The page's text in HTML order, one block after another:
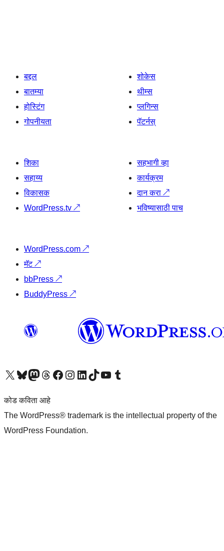
बद्दल
बातम्या
होस्टिंग
गोपनीयता
शोकेस
थीम्स
प्लगिन्स
पॅटर्नस्
शिका
सहाय्य
विकासक
WordPress.tv ↗
सहभागी व्हा
कार्यक्रम
दान करा ↗
भविष्यासाठी पाच
WordPress.com ↗
मॅट↗
bbPress ↗
BuddyPress ↗
आमच्या X (एक्स) (पूर्वीचे ट्विटर) खात्याला भेट द्या आमच्या ब्लूस्की खात्याला भेट द्या.आमच्या Mastodon खात्याला भेट द्या.आमच्या थ्रेड्स खात्याला भेट द्या. आमच्या फेसबुक पेजला भेट द्या आमच्या इंस्टाग्राम खात्याला भेट द्या आमच्या लिंक्डइन खात्याला भेट द्या आमच्या टिकटॉक अकाउंटला भेट द्या.आमच्या यूट्यूब चॅनेलला भेट द्या आमच्या टंबलर खात्याला भेट द्या.
कोड कविता आहे
The WordPress® trademark is the intellectual property of the
WordPress Foundation.